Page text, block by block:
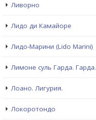
Ливорно
Лидо ди Камайоре
Лидо-Марини (Lido Marini)
Лимоне суль Гарда. Гарда.
Лоано. Лигурия.
Локоротондо